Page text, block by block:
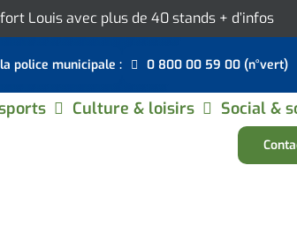
Louis avec plus de 40 stands + d’infos
police municipale : 0 800 00 59 00 (n°vert)
Culture & loisirs Social &